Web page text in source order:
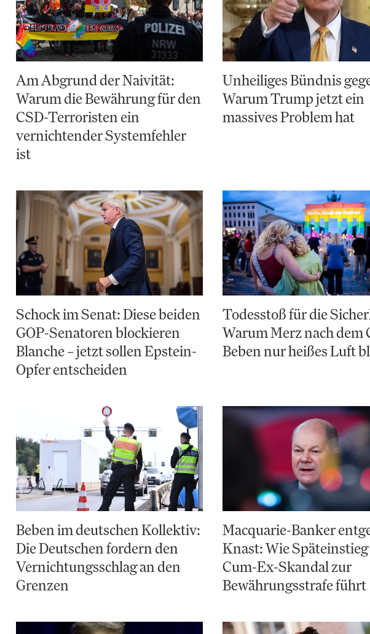
Am Abgrund der Naivität:
Warum die Bewährung für den
CSD-Terroristen ein
vernichtender Systemfehler
ist
Unheiliges Bündnis
Warum Trump jetzt ein
massives Problem hat
Schock im Senat: Diese beiden
GOP-Senatoren blockieren
Blanche – jetzt sollen Epstein-
Opfer entscheiden
Todesstoß für die
Warum Merz nach dem
Beben nur heißes Luft
Beben im deutschen Kollektiv:
Die Deutschen fordern den
Vernichtungsschlag an den
Grenzen
Macquarie-Banker
Knast: Wie
Cum-Ex-Skandal zur
Bewährungsstrafe führt